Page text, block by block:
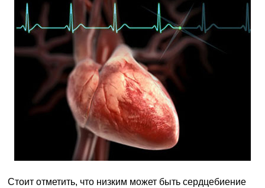
Стоит отметить, что низким может быть сердцебиение